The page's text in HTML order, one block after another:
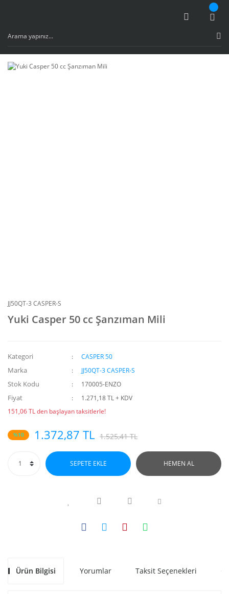
JJ50QT-3 CASPER-S
Yuki Casper 50 cc Şanzıman Mili
Kategori CASPER 50
Marka JJ50QT-3 CASPER-S
Stok Kodu 170005-ENZO
Fiyat
1.271,18 TL + KDV
151,06 TL den başlayan taksitlerle!
%10 1.372,87 TL 1.525,41 TL
SEPETE EKLE HEMEN AL
Ürün Bilgisi Yorumlar Taksit Seçenekleri